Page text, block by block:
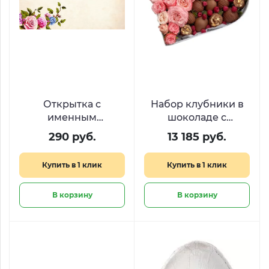
Открытка с
именным
стихотворением
290 руб.
Купить в 1 клик
В корзину
Набор клубники в
шоколаде с
малиной и
пионовидными
розами «Десерт для
королевы​»
13 185 руб.
Купить в 1 клик
В корзину